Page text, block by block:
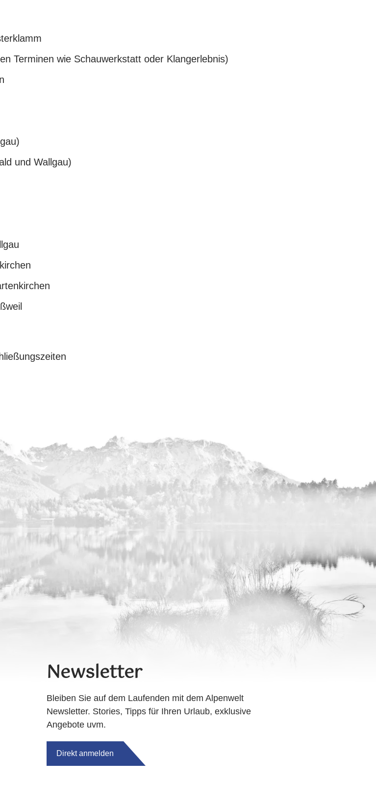
Terminen wie Schauwerkstatt oder Klangerlebnis)
und Wallgau)
Newsletter
Bleiben Sie auf dem Laufenden mit dem Alpenwelt
Newsletter. Stories, Tipps für Ihren Urlaub, exklusive
Angebote uvm.
Direkt anmelden